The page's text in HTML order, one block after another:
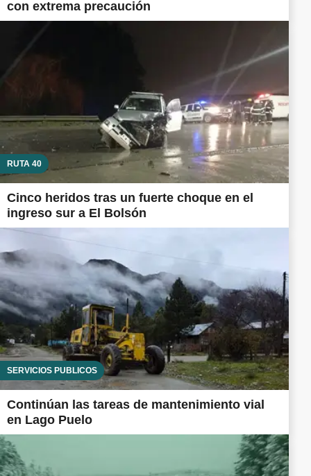
con extrema precaución
RUTA 40
Cinco heridos tras un fuerte choque en el
ingreso sur a El Bolsón
SERVICIOS PÚBLICOS
Continúan las tareas de mantenimiento vial
en Lago Puelo